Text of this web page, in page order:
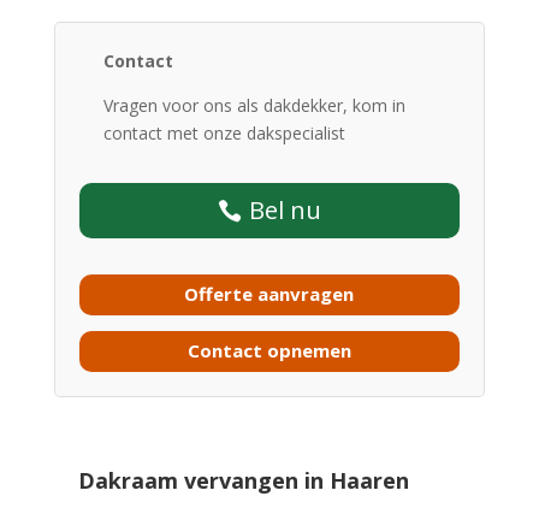
Contact
Vragen voor ons als dakdekker, kom in
contact met onze dakspecialist
Bel nu
Offerte aanvragen
Contact opnemen
Dakraam vervangen in Haaren